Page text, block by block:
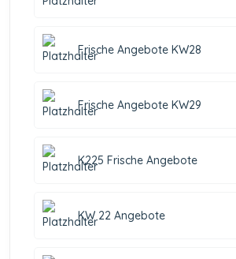
Frische Angebote KW28
Frische Angebote KW29
K225 Frische Angebote
KW 22 Angebote